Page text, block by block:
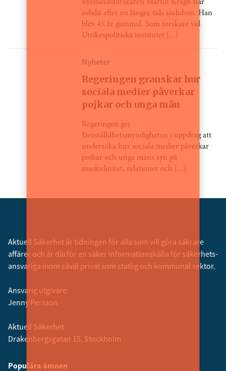
Rysslandsforskaren Martin Kragh har
avlidit efter en längre tids sjukdom. Han
blev 45 år gammal. Som forskare vid
Utrikespolitiska institutet [...]
Nyheter
Regeringen granskar hur
sociala medier påverkar
pojkar och unga män
Regeringen ger
Jämställdhetsmyndigheten i uppdrag att
undersöka hur sociala medier påverkar
pojkar och unga mäns syn på
maskulinitet, relationer och [...]
Aktuell Säkerhet är tidningen för alla som vill göra säkrare
affärer och är därför en säker informationskälla för säkerhets­
ansvariga inom såväl privat som statlig och kommunal sektor.
Ansvarig utgivare:
Jenny Persson
Aktuell Säkerhet
Drakenbergsgatan 15, Stockholm
Populära ämnen